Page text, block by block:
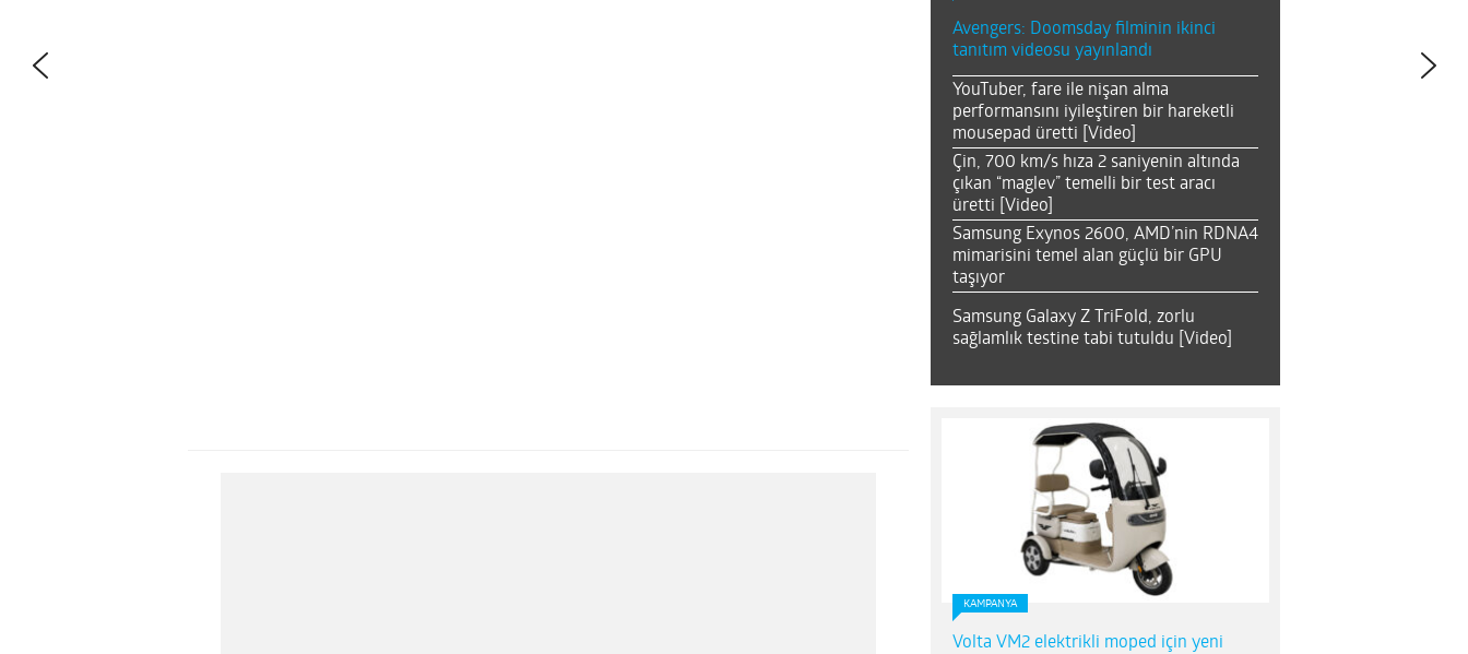
Avengers: Doomsday filminin ikinci
tanıtım videosu yayınlandı
YouTuber, fare ile nişan alma
performansını iyileştiren bir hareketli
mousepad üretti [Video]
Çin, 700 km/s hıza 2 saniyenin altında
çıkan “maglev” temelli bir test aracı
üretti [Video]
Samsung Exynos 2600, AMD’nin RDNA4
mimarisini temel alan güçlü bir GPU
taşıyor
Samsung Galaxy Z TriFold, zorlu
sağlamlık testine tabi tutuldu [Video]
KAMPANYA
Volta VM2 elektrikli moped için yeni